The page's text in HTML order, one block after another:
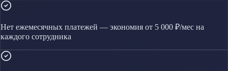
Нет ежемесячных платежей — экономия от 5 000 ₽/мес на
каждого сотрудника